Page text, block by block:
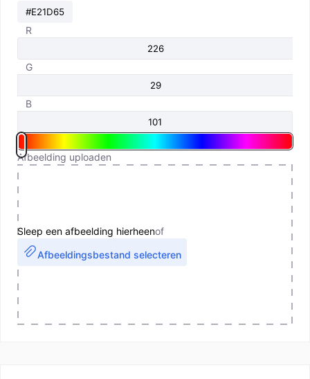
R
G
B
Afbeelding uploaden
Sleep een afbeelding hierheenof
Afbeeldingsbestand selecteren